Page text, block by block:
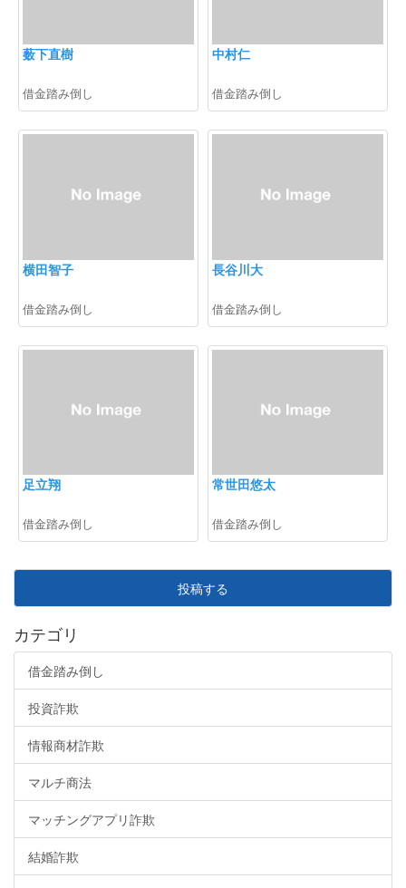
薮下直樹
借金踏み倒し
中村仁
借金踏み倒し
横田智子
借金踏み倒し
長谷川大
借金踏み倒し
足立翔
借金踏み倒し
常世田悠太
借金踏み倒し
投稿する
カテゴリ
借金踏み倒し
投資詐欺
情報商材詐欺
マルチ商法
マッチングアプリ詐欺
結婚詐欺